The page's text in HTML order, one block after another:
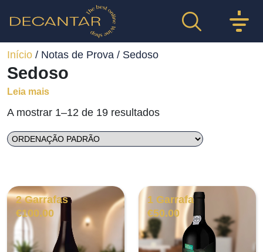
Início / Notas de Prova / Sedoso
Sedoso
Leia mais
A mostrar 1–12 de 19 resultados
2 Garrafas
€100.00
1 Garrafa
€50.00